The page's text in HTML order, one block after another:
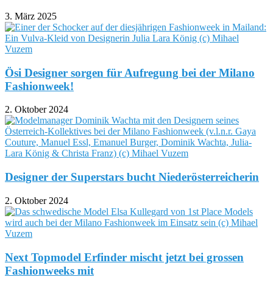
3. März 2025
Ösi Designer sorgen für Aufregung bei der Milano
Fashionweek!
2. Oktober 2024
Designer der Superstars bucht Niederösterreicherin
2. Oktober 2024
Next Topmodel Erfinder mischt jetzt bei grossen
Fashionweeks mit